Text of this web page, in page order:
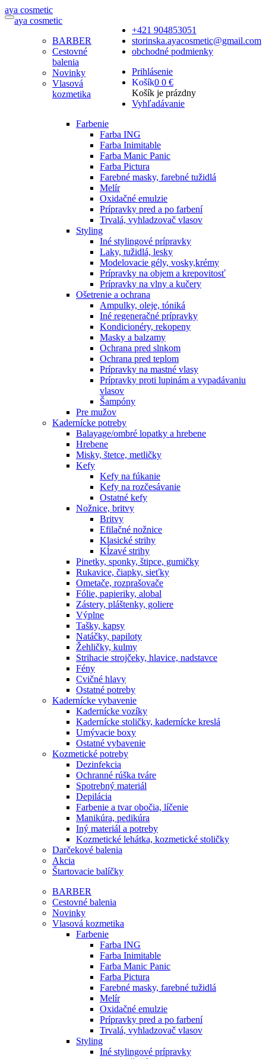
aya cosmetic
+421 904853051
storinska.ayacosmetic@gmail.com
obchodné podmienky
Prihlásenie
Košík0 0 €
Košík je prázdny
Vyhľadávanie
aya cosmetic
BARBER
Cestovné
balenia
Novinky
Vlasová
kozmetika
Farbenie
Farba ING
Farba Inimitable
Farba Manic Panic
Farba Pictura
Farebné masky, farebné tužidlá
Melír
Oxidačné emulzie
Prípravky pred a po farbení
Trvalá, vyhladzovač vlasov
Styling
Iné stylingové prípravky
Laky, tužidlá, lesky
Modelovacie gély, vosky,krémy
Prípravky na objem a krepovitosť
Prípravky na vlny a kučery
Ošetrenie a ochrana
Ampulky, oleje, tóniká
Iné regeneračné prípravky
Kondicionéry, rekopeny
Masky a balzamy
Ochrana pred slnkom
Ochrana pred teplom
Prípravky na mastné vlasy
Prípravky proti lupinám a vypadávaniu
vlasov
Šampóny
Pre mužov
Kadernícke potreby
Balayage/ombré lopatky a hrebene
Hrebene
Misky, štetce, metličky
Kefy
Kefy na fúkanie
Kefy na rozčesávanie
Ostatné kefy
Nožnice, britvy
Britvy
Efilačné nožnice
Klasické strihy
Kĺzavé strihy
Pinetky, sponky, štipce, gumičky
Rukavice, čiapky, sieťky
Ometače, rozprašovače
Fólie, papieriky, alobal
Zástery, pláštenky, goliere
Výplne
Tašky, kapsy
Natáčky, papiloty
Žehličky, kulmy
Strihacie strojčeky, hlavice, nadstavce
Fény
Cvičné hlavy
Ostatné potreby
Kadernícke vybavenie
Kadernícke vozíky
Kadernícke stoličky, kadernícke kreslá
Umývacie boxy
Ostatné vybavenie
Kozmetické potreby
Dezinfekcia
Ochranné rúška tváre
Spotrebný materiál
Depilácia
Farbenie a tvar obočia, líčenie
Manikúra, pedikúra
Iný materiál a potreby
Kozmetické lehátka, kozmetické stoličky
Darčekové balenia
Akcia
Štartovacie balíčky
BARBER
Cestovné balenia
Novinky
Vlasová kozmetika
Farbenie
Farba ING
Farba Inimitable
Farba Manic Panic
Farba Pictura
Farebné masky, farebné tužidlá
Melír
Oxidačné emulzie
Prípravky pred a po farbení
Trvalá, vyhladzovač vlasov
Styling
Iné stylingové prípravky